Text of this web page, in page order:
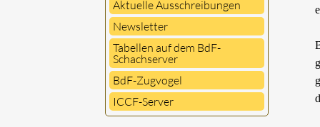
Aktuelle Ausschreibungen
Newsletter
Tabellen auf dem BdF-
Schachserver
BdF-Zugvogel
ICCF-Server